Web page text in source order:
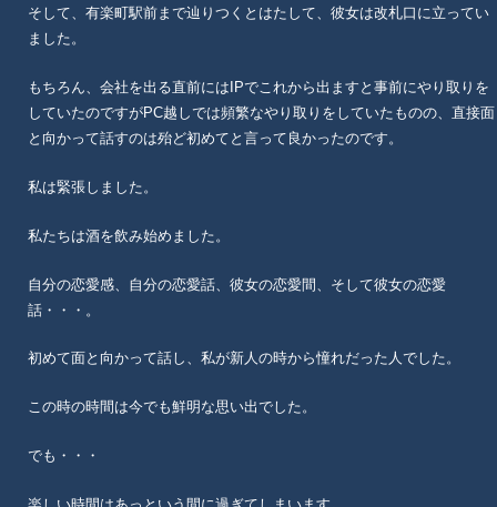
そして、有楽町駅前まで辿りつくとはたして、彼女は改札口に立ってい
ました。
もちろん、会社を出る直前にはIPでこれから出ますと事前にやり取りを
していたのですがPC越しでは頻繁なやり取りをしていたものの、直接面
と向かって話すのは殆ど初めてと言って良かったのです。
私は緊張しました。
私たちは酒を飲み始めました。
自分の恋愛感、自分の恋愛話、彼女の恋愛間、そして彼女の恋愛
話・・・。
初めて面と向かって話し、私が新人の時から憧れだった人でした。
この時の時間は今でも鮮明な思い出でした。
でも・・・